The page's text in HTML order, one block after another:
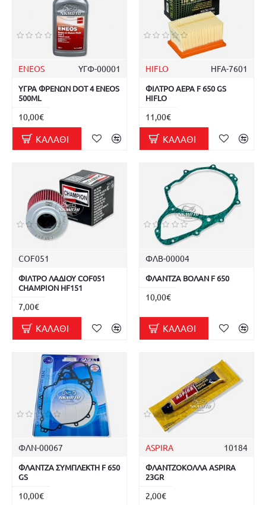
ENEOS ΥΓΦ-00001
ΥΓΡΑ ΦΡΕΝΩΝ DOT 4 ENEOS
500ML
10,00€
ΚΑΛΆΘΙ
HIFLO HFA-7601
ΦΙΛΤΡΟ ΑΕΡΑ F 650 GS
HIFLO
11,00€
ΚΑΛΆΘΙ
COF051
ΦΙΛΤΡΟ ΛΑΔΙΟΥ COF051
CHAMPION HF151
7,00€
ΚΑΛΆΘΙ
ΦΛΒ-00004
ΦΛΑΝΤΖΑ ΒΟΛΑΝ F 650
10,00€
ΚΑΛΆΘΙ
ΦΛΝ-00067
ΦΛΑΝΤΖΑ ΣΥΜΠΛΕΚΤΗ F 650
GS
10,00€
ASPIRA 10184
ΦΛΑΝΤΖΟΚΟΛΛΑ ASPIRA
23GR
2,00€